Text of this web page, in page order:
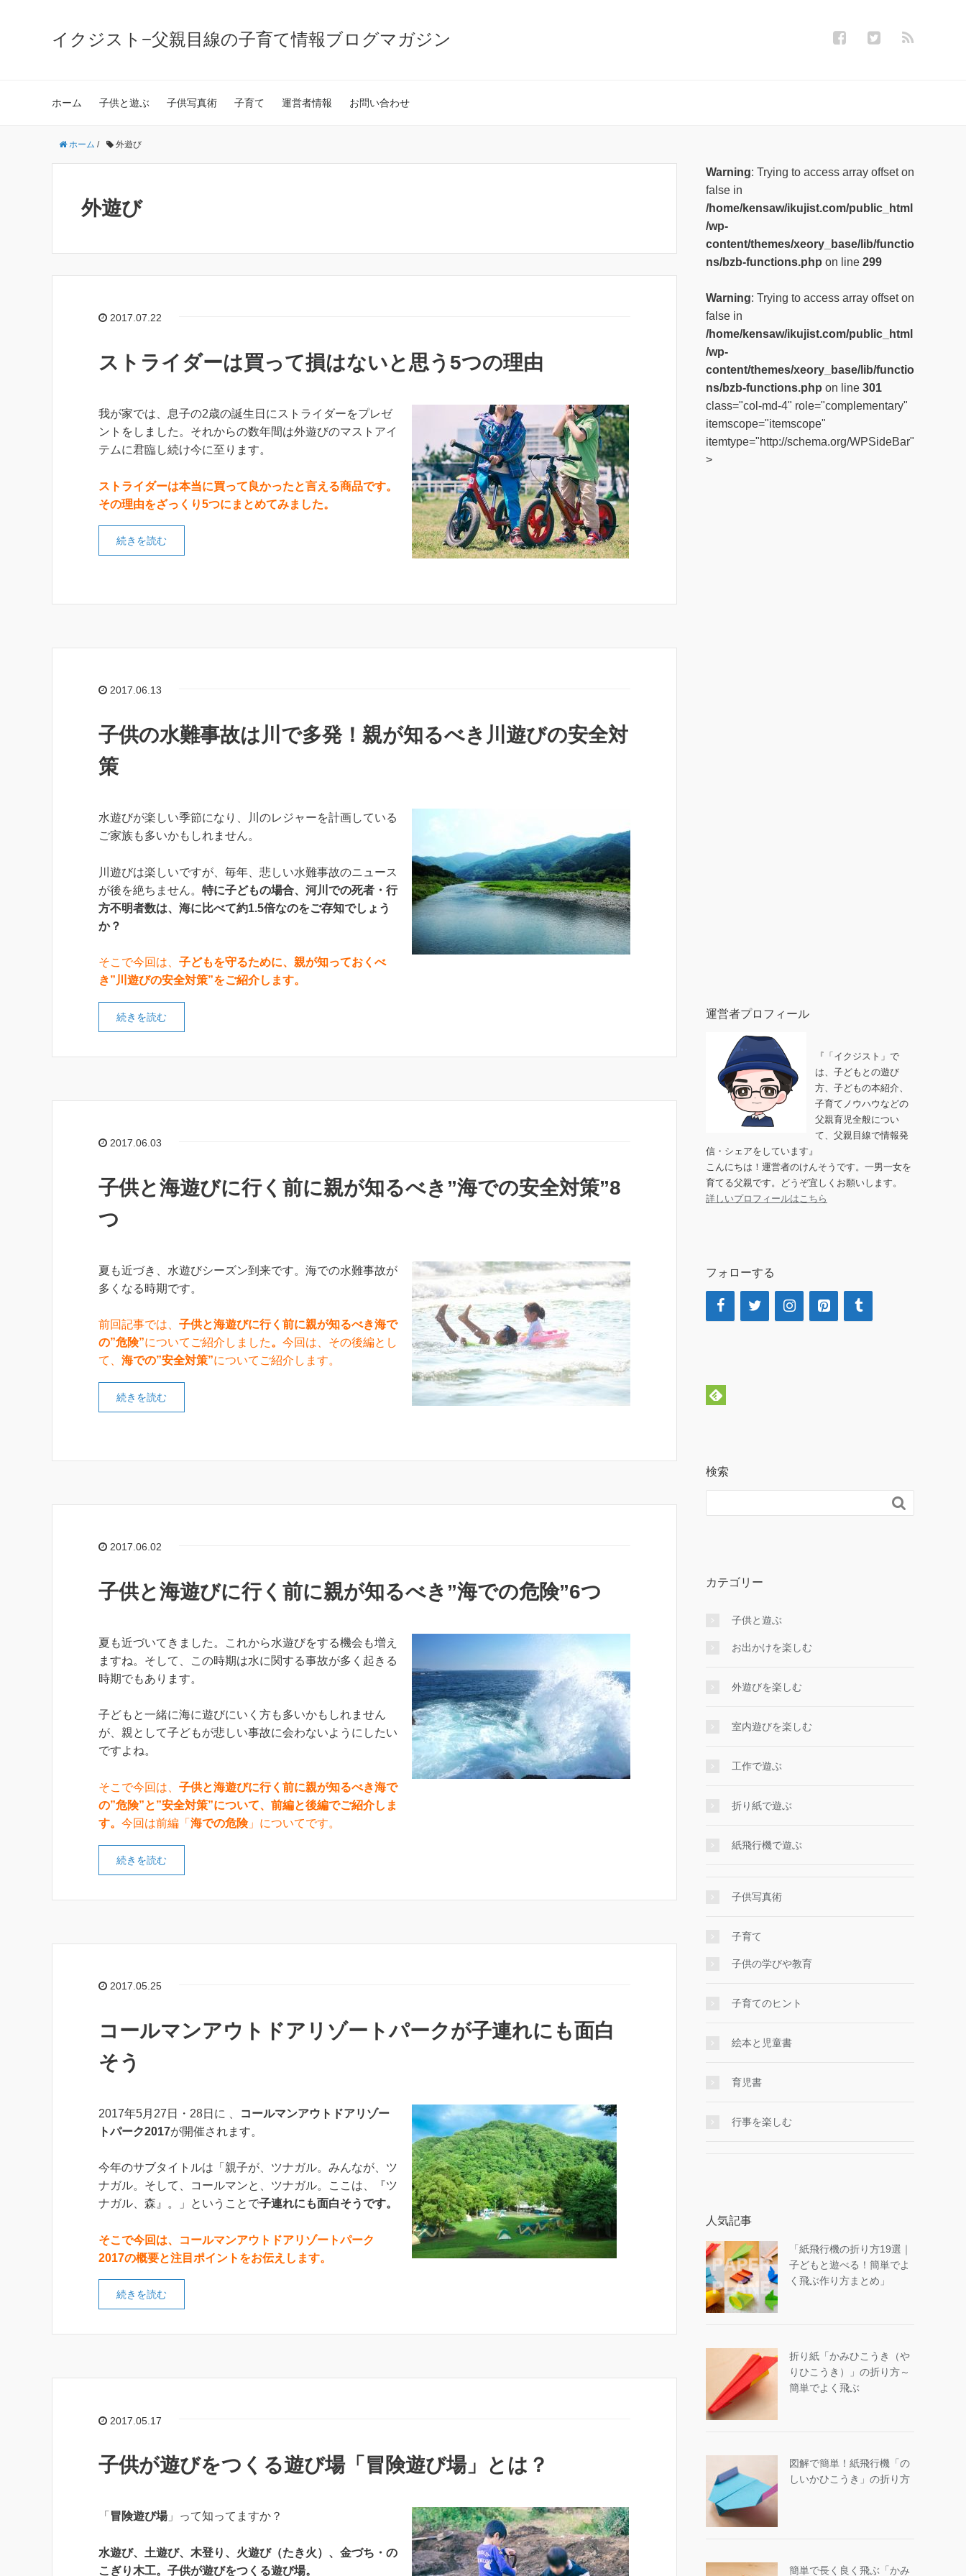
イクジスト−父親目線の子育て情報ブログマガジン
ホーム 子供と遊ぶ 子供写真術 子育て 運営者情報 お問い合わせ
ホーム / 外遊び
外遊び
2017.07.22
ストライダーは買って損はないと思う5つの理由
我が家では、息子の2歳の誕生日にストライダーをプレゼ
ントをしました。それからの数年間は外遊びのマストアイ
テムに君臨し続け今に至ります。
ストライダーは本当に買って良かったと言える商品です。
その理由をざっくり5つにまとめてみました。
続きを読む
2017.06.13
子供の水難事故は川で多発！親が知るべき川遊びの安全対
策
水遊びが楽しい季節になり、川のレジャーを計画している
ご家族も多いかもしれません。
川遊びは楽しいですが、毎年、悲しい水難事故のニュース
が後を絶ちません。 特に子どもの場合、河川での死者・行
方不明者数は、海に比べて約1.5倍なのをご存知でしょう
か？
そこで今回は、 子どもを守るために、親が知っておくべ
き”川遊びの安全対策”をご紹介します。
続きを読む
2017.06.03
子供と海遊びに行く前に親が知るべき”海での安全対策”8
つ
夏も近づき、水遊びシーズン到来です。海での水難事故が
多くなる時期です。
前回記事では、 子供と海遊びに行く前に親が知るべき海で
の”危険”についてご紹介しました。 今回は、その後編とし
て、 海での”安全対策”についてご紹介します。
続きを読む
2017.06.02
子供と海遊びに行く前に親が知るべき”海での危険”6つ
夏も近づいてきました。これから水遊びをする機会も増え
ますね。そして、この時期は水に関する事故が多く起きる
時期でもあります。
子どもと一緒に海に遊びにいく方も多いかもしれません
が、親として子どもが悲しい事故に会わないようにしたい
ですよね。
そこで今回は、 子供と海遊びに行く前に親が知るべき海で
の”危険”と”安全対策”について、前編と後編でご紹介しま
す。 今回は前編「 海での危険」についてです。
続きを読む
2017.05.25
コールマンアウトドアリゾートパークが子連れにも面白
そう
2017年5月27日・28日に 、
コールマンアウトドアリゾー
トパーク2017が開催されます。
今年のサブタイトルは「親子が、ツナガル。みんなが、ツ
ナガル。そして、コールマンと、ツナガル。ここは、『ツ
ナガル、森』。」ということで子連れにも面白そうです。
そこで今回は、コールマンアウトドアリゾートパーク
2017の概要と注目ポイントをお伝えします。
続きを読む
2017.05.17
子供が遊びをつくる遊び場「冒険遊び場」とは？
「 冒険遊び場」って知ってますか？
水遊び、土遊び、木登り、火遊び（たき火）、金づち・の
こぎり木工。子供が遊びをつくる遊び場。
Warning: Trying to access array offset on
false in
/home/kensaw/ikujist.com/public_html
/wp-
content/themes/xeory_base/lib/functio
ns/bzb-functions.php on line 299
Warning: Trying to access array offset on
false in
/home/kensaw/ikujist.com/public_html
/wp-
content/themes/xeory_base/lib/functio
ns/bzb-functions.php on line 301
class="col-md-4" role="complementary"
itemscope="itemscope"
itemtype="http://schema.org/WPSideBar"
>
運営者プロフィール
『「イクジスト」で
は、子どもとの遊び
方、子どもの本紹介、
子育てノウハウなどの
父親育児全般につい
て、父親目線で情報発
信・シェアをしています』
こんにちは！運営者のけんそうです。一男一女を
育てる父親です。どうぞ宜しくお願いします。
詳しいプロフィールはこちら
フォローする
検索

カテゴリー
子供と遊ぶ
お出かけを楽しむ
外遊びを楽しむ
室内遊びを楽しむ
工作で遊ぶ
折り紙で遊ぶ
紙飛行機で遊ぶ
子供写真術
子育て
子供の学びや教育
子育てのヒント
絵本と児童書
育児書
行事を楽しむ
人気記事
「紙飛行機の折り方19選｜
子どもと遊べる！簡単でよ
く飛ぶ作り方まとめ」
折り紙「かみひこうき（や
りひこうき）」の折り方～
簡単でよく飛ぶ
図解で簡単！紙飛行機「の
しいかひこうき」の折り方
簡単で長く良く飛ぶ「かみ